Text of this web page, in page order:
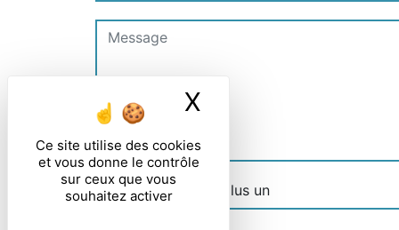
Ce site utilise des cookies
et vous donne le contrôle
sur ceux que vous
souhaitez activer
X
Combien font huit plus un